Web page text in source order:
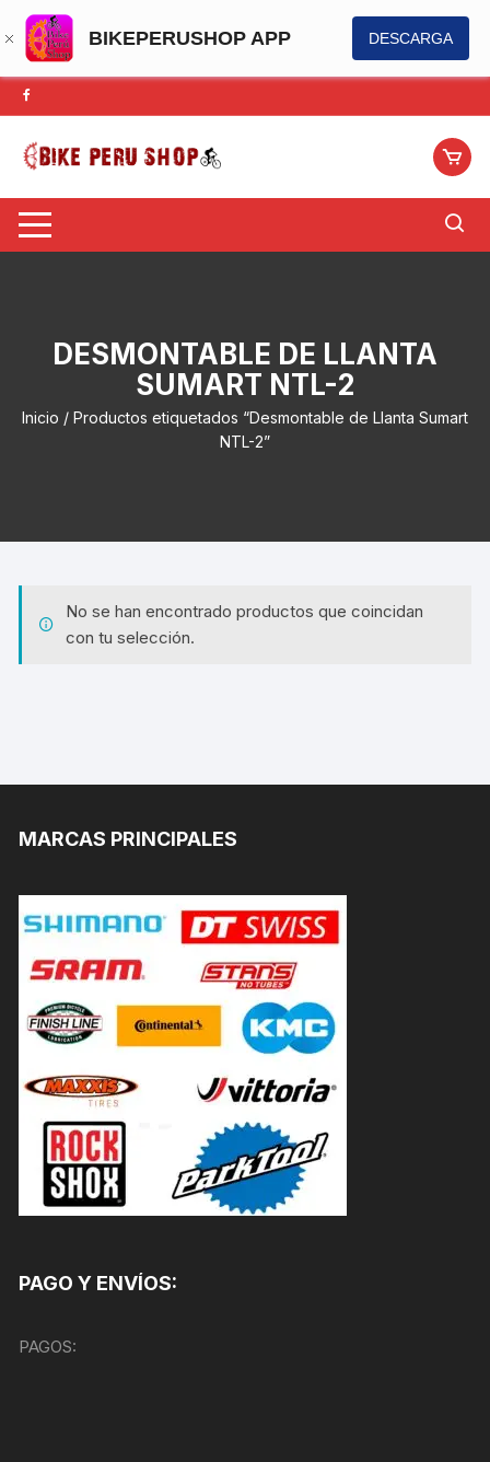
BIKEPERUSHOP APP DESCARGA
Saltar
al
contenido
DESMONTABLE DE LLANTA
SUMART NTL-2
Inicio / Productos etiquetados “Desmontable de Llanta Sumart
NTL-2”
No se han encontrado productos que coincidan
con tu selección.
MARCAS PRINCIPALES
PAGO Y ENVÍOS:
PAGOS: